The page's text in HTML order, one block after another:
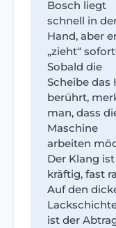
Bosch liegt
schnell in
Hand, aber
„zieht“
Sobald die
Scheibe das
berührt,
man, dass
Maschine
arbeiten
Der Klang ist
kräftig, fast
Auf den
ist der